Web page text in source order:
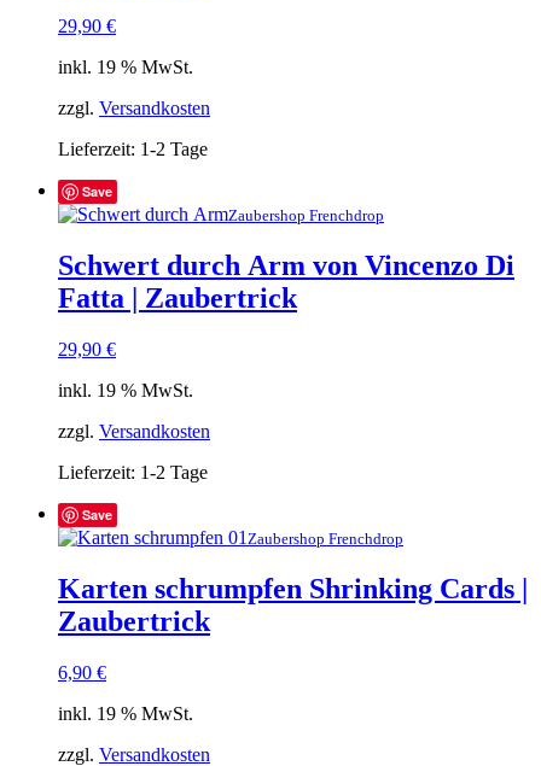
29,90 €
inkl. 19 % MwSt.
zzgl. Versandkosten
Lieferzeit: 1-2 Tage
Save
Zaubershop Frenchdrop
Schwert durch Arm von Vincenzo Di
Fatta | Zaubertrick
29,90 €
inkl. 19 % MwSt.
zzgl. Versandkosten
Lieferzeit: 1-2 Tage
Save
Zaubershop Frenchdrop
Karten schrumpfen Shrinking Cards |
Zaubertrick
6,90 €
inkl. 19 % MwSt.
zzgl. Versandkosten